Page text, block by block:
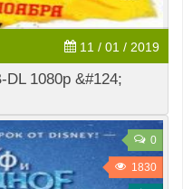
11 / 01 / 2019
1080p &#124;
0
1830